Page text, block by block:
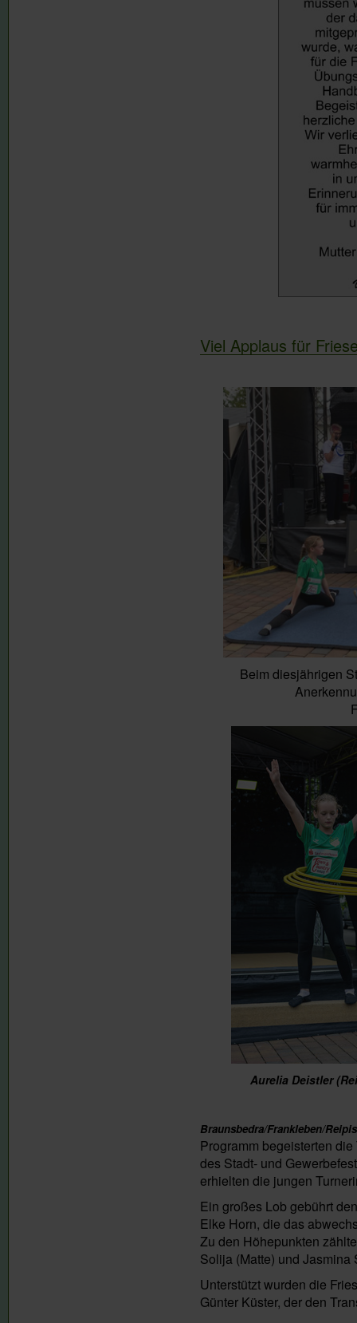
Viel Applaus für
Beim diesjährigen
Aurelia Deistler
Braunsbedra/Frankleben/
Programm begeisterten
des Stadt- und
erhielten die jungen
Ein großes Lob gebührt
Elke Horn, die das
Zu den Höhepunkten
Solija (Matte) und
Unterstützt wurden die
Günter Küster, der den